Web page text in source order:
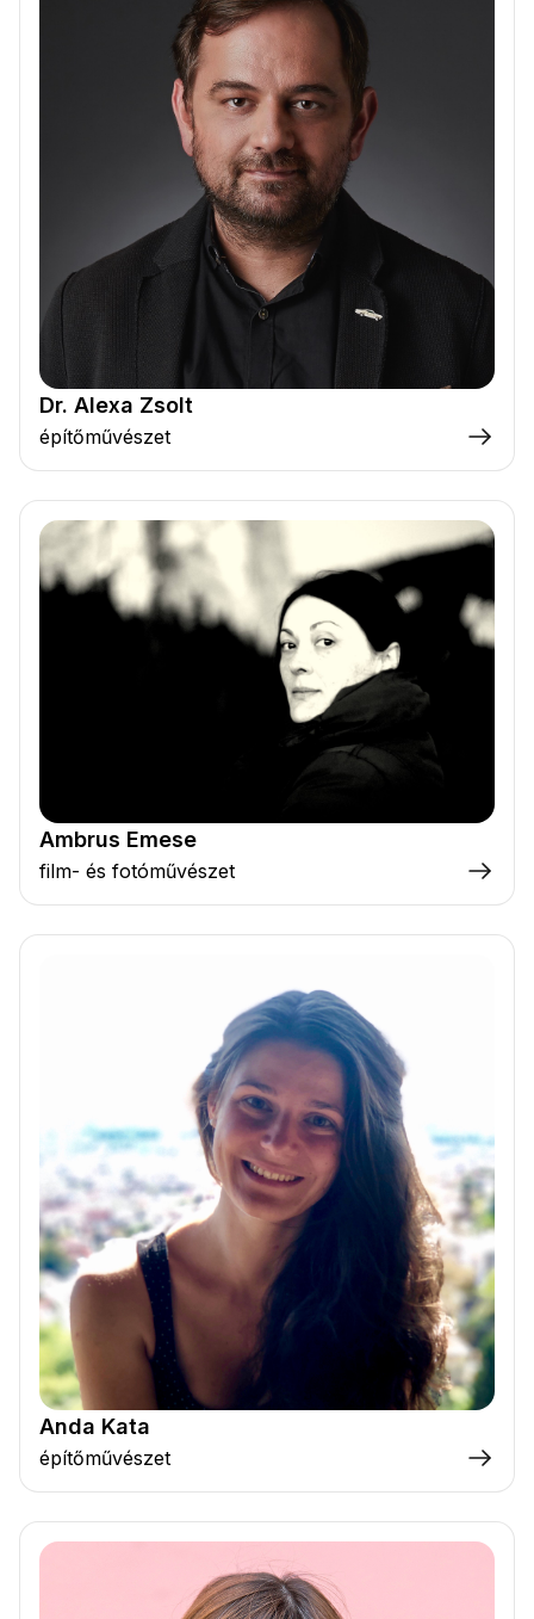
Dr. Alexa Zsolt
építőművészet
Ambrus Emese
film- és fotóművészet
Anda Kata
építőművészet